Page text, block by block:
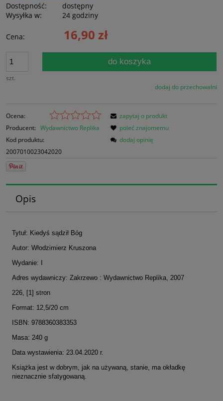
Dostępność:
dostępny
Wysyłka w:
24 godziny
Cena: 16,90 zł
szt.
do koszyka
dodaj do przechowalni
Ocena:
Producent: Wydawnictwo Replika
Kod produktu:
2007010023042020
zapytaj o produkt
poleć znajomemu
dodaj opinię
Opis
Tytuł: Kiedyś sądził Bóg
Autor: Włodzimierz Kruszona
Wydanie: I
Adres wydawniczy: Zakrzewo : Wydawnictwo Replika, 2007
226, [1] stron
Format: 12,5/20 cm
ISBN: 9788360383353
Masa: 240 g
Data wystawienia: 23.04.2020 r.
Książka jest w dobrym, jak na używaną, stanie, ma okładkę
nieznacznie sfatygowaną.